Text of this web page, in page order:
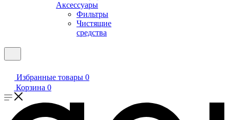
Аксессуары
Фильтры
Чистящие
средства
Избранные товары 0
Корзина 0